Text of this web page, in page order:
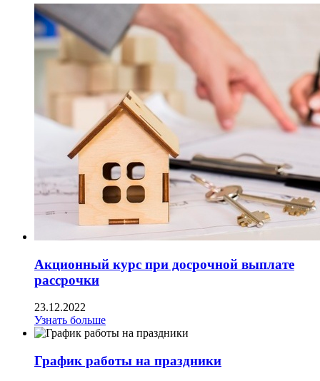
Акционный курс при досрочной выплате
рассрочки
23.12.2022
Узнать больше
График работы на праздники